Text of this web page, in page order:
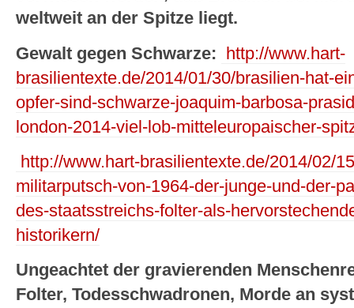
weltweit an der Spitze liegt.
Gewalt gegen Schwarze:
http://www.hart-
brasilientexte.de/2014/01/30/brasilien-hat-
opfer-sind-schwarze-joaquim-barbosa-
london-2014-viel-lob-mitteleuropaischer-
http://www.hart-brasilientexte.de/2014/02/
militarputsch-von-1964-der-junge-und-der-
des-staatsstreichs-folter-als-
historikern/
Ungeachtet der gravierenden
Folter, Todesschwadronen, Morde an